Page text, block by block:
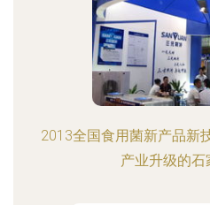
2013全国食用菌新产品新
产业升级的